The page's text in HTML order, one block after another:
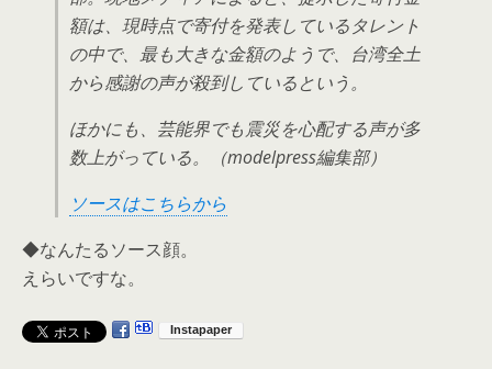
額は、現時点で寄付を発表しているタレント
の中で、最も大きな金額のようで、台湾全土
から感謝の声が殺到しているという。
ほかにも、芸能界でも震災を心配する声が多
数上がっている。（modelpress編集部）
ソースはこちらから
◆なんたるソース顔。
えらいですな。